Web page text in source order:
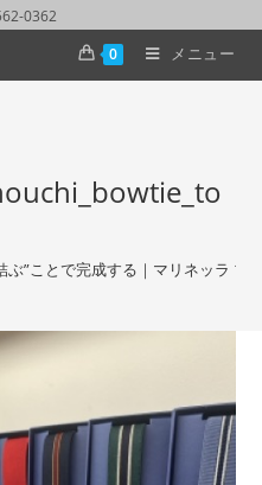
0362
0
メニュー
ぶ”ことで完成する｜マリネッラ